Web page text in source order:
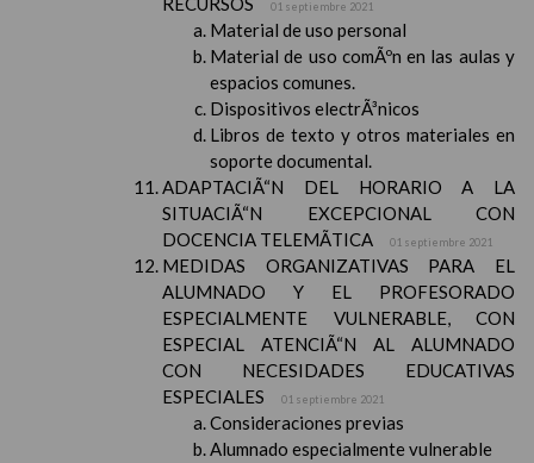
01 septiembre 2021
Material de uso personal
Material de uso comÃºn en las aulas y
espacios comunes.
Dispositivos electrÃ³nicos
Libros de texto y otros materiales en
soporte documental.
ADAPTACIÃ“N DEL HORARIO A LA
SITUACIÃ“N EXCEPCIONAL CON
DOCENCIA TELEMÃTICA
01 septiembre 2021
MEDIDAS ORGANIZATIVAS PARA EL
ALUMNADO Y EL PROFESORADO
ESPECIALMENTE VULNERABLE, CON
ESPECIAL ATENCIÃ“N AL ALUMNADO
CON NECESIDADES EDUCATIVAS
ESPECIALES
01 septiembre 2021
Consideraciones previas
Alumnado especialmente vulnerable